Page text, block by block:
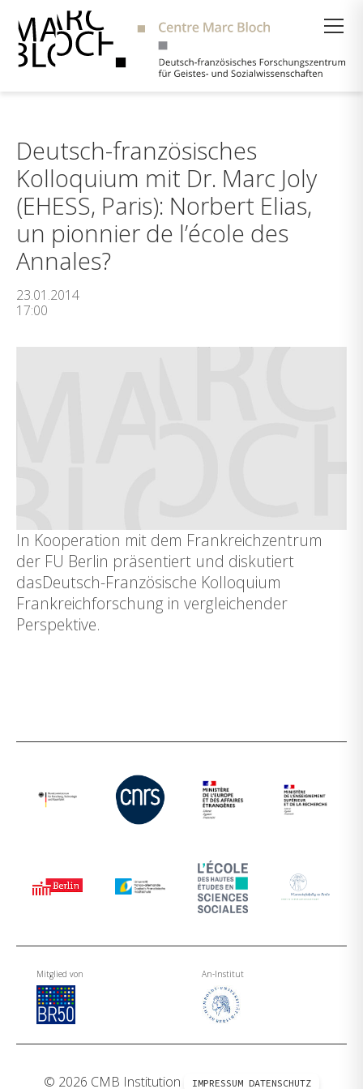
Deutsch-französisches
Kolloquium mit Dr. Marc Joly
(EHESS, Paris): Norbert Elias,
un pionnier de l’école des
Annales?
23.01.2014
17:00
In Kooperation mit dem Frankreichzentrum
der FU Berlin präsentiert und diskutiert
dasDeutsch-Französische Kolloquium
Frankreichforschung in vergleichender
Perspektive.
Mitglied von An-Institut
© 2026 CMB Institution IMPRESSUM DATENSCHUTZ